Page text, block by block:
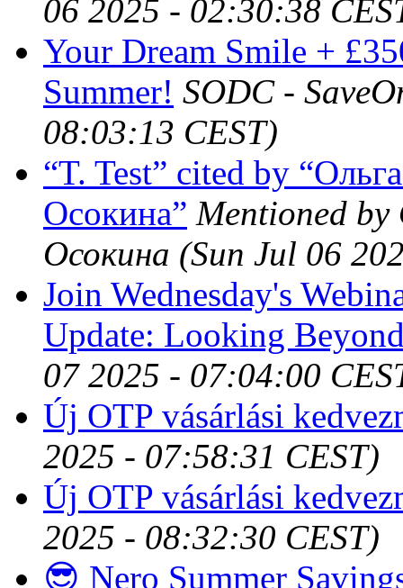
06 2025 - 02:30:38
Your Dream Smile +
Summer! SODC -
08:03:13 CEST)
“T. Test” cited by
Осокина” Mentioned by
Осокина (Sun Jul 06
Join Wednesday's
Update: Looking
07 2025 - 07:04:00
Új OTP vásárlási
2025 - 07:58:31 CEST)
Új OTP vásárlási
2025 - 08:32:30 CEST)
😎 Nero Summer